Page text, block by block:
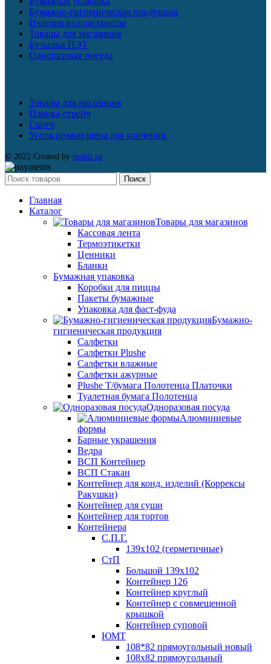
Бумажно-гигиеническая продукция
Изделия из пластмассы
Товары для магазинов
Бутылки ПЭТ
Одноразовая посуда
Товары для магазинов
Пленка-стрейч
Скотч
Уголь,розжиг,щепа для копчения.
© 2022 Created by mobit.ru
Поиск
Главная
Каталог
Товары для магазинов
Кассовая лента
Термоэтикетки
Ценники
Бланки
Бумажная упаковка
Коробки для пиццы
Пакеты бумажные
Упаковка для фаст-фуда
Бумажно-
гигиеническая продукция
Салфетки
Салфетки Plushe
Салфетки влажные
Салфетки ажурные
Plushe Т/бумага Полотенца Платочки
Туалетная бумага Полотенца
Одноразовая посуда
Алюминиевые
формы
Барные украшения
Ведра
ВСП Контейнер
ВСП Стакан
Контейнер для конд. изделий (Коррексы
Ракушки)
Контейнер для суши
Контейнер для тортов
Контейнера
С.П.Г.
139х102 (герметичные)
СтП
Большой 139х102
Контейнер 126
Контейнер круглый
Контейнер с совмещенной
крышкой
Контейнер суповой
ЮМТ
108*82 прямоугольный новый
108х82 прямоугольный